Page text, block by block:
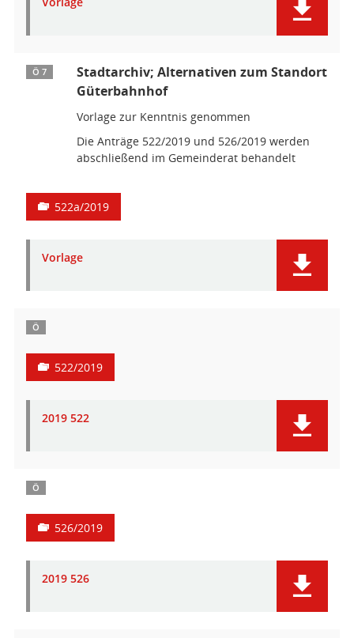
Ö 7
Stadtarchiv; Alternativen zum Standort
Güterbahnhof
Vorlage zur Kenntnis genommen
Die Anträge 522/2019 und 526/2019 werden
abschließend im Gemeinderat behandelt
522a/2019
Vorlage
Ö
522/2019
2019 522
Ö
526/2019
2019 526